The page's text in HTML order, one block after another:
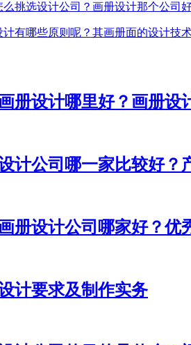
挑选设计公司？画册设计那个公司
有哪些原则呢？其画册面的设计技
册设计哪里好？画册设
计公司哪一家比较好？
册设计公司哪家好？优
计要求及制作实务